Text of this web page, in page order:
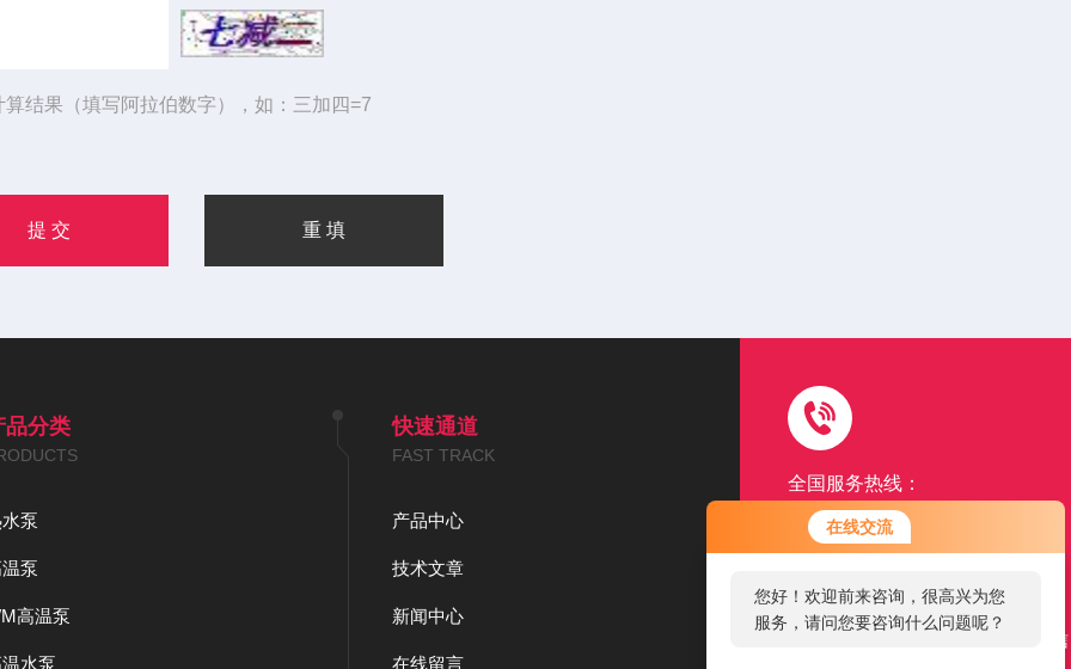
在线交流
您好！欢迎前来咨询，很高兴为您
服务，请问您要咨询什么问题呢？
算结果（填写阿拉伯数字），如：三加四=7
全国服务热线：
15962507131
以品质赢得客户满意口碑
扫一扫
添加公司微信
品分类
泵
泵
高温泵
水泵
快速通道
FAST TRACK
产品中心
技术文章
新闻中心
在线留言